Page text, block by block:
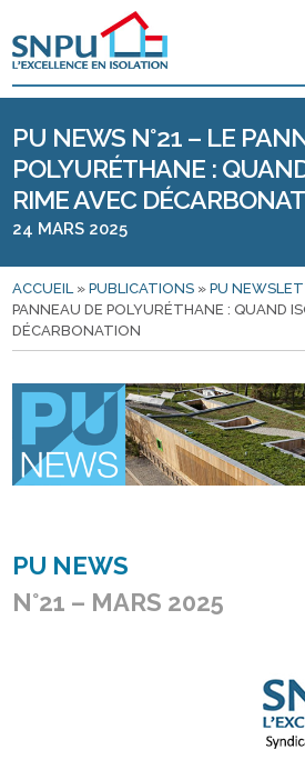
PU NEWS N°21 – LE
POLYURÉTHANE :
RIME AVEC
24 MARS 2025
ACCUEIL»PUBLICATIONS »PU
PANNEAU DE POLYURÉTHANE : QUAND
DÉCARBONATION
PU NEWS
N°21 – MARS 2025